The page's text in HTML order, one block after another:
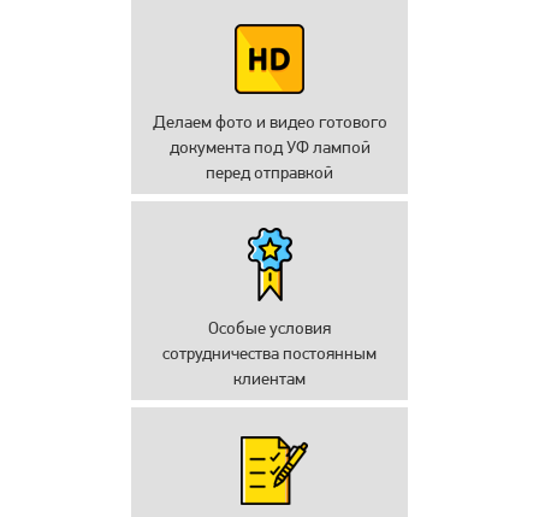
Делаем фото и видео готового
документа под УФ лампой
перед отправкой
Особые условия
сотрудничества постоянным
клиентам